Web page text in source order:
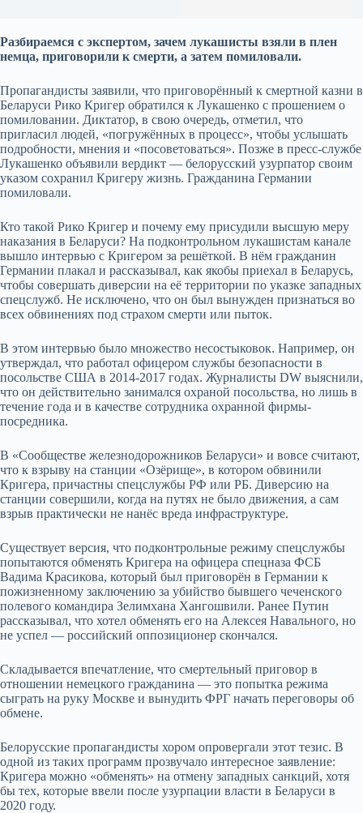
Разбираемся с экспертом, зачем лукашисты взяли в плен
немца, приговорили к смерти, а затем помиловали.
Пропагандисты заявили, что приговорённый к смертной казни в
Беларуси Рико Кригер обратился к Лукашенко с прошением о
помиловании. Диктатор, в свою очередь, отметил, что
пригласил людей, «погружённых в процесс», чтобы услышать
подробности, мнения и «посоветоваться». Позже в пресс-службе
Лукашенко объявили вердикт — белорусский узурпатор своим
указом сохранил Кригеру жизнь. Гражданина Германии
помиловали.
Кто такой Рико Кригер и почему ему присудили высшую меру
наказания в Беларуси? На подконтрольном лукашистам канале
вышло интервью с Кригером за решёткой. В нём гражданин
Германии плакал и рассказывал, как якобы приехал в Беларусь,
чтобы совершать диверсии на её территории по указке западных
спецслужб. Не исключено, что он был вынужден признаться во
всех обвинениях под страхом смерти или пыток.
В этом интервью было множество несостыковок. Например, он
утверждал, что работал офицером службы безопасности в
посольстве США в 2014-2017 годах. Журналисты DW выяснили,
что он действительно занимался охраной посольства, но лишь в
течение года и в качестве сотрудника охранной фирмы-
посредника.
В «Сообществе железнодорожников Беларуси» и вовсе считают,
что к взрыву на станции «Озёрище», в котором обвинили
Кригера, причастны спецслужбы РФ или РБ. Диверсию на
станции совершили, когда на путях не было движения, а сам
взрыв практически не нанёс вреда инфраструктуре.
Существует версия, что подконтрольные режиму спецслужбы
попытаются обменять Кригера на офицера спецназа ФСБ
Вадима Красикова, который был приговорён в Германии к
пожизненному заключению за убийство бывшего чеченского
полевого командира Зелимхана Хангошвили. Ранее Путин
рассказывал, что хотел обменять его на Алексея Навального, но
не успел — российский оппозиционер скончался.
Складывается впечатление, что смертельный приговор в
отношении немецкого гражданина — это попытка режима
сыграть на руку Москве и вынудить ФРГ начать переговоры об
обмене.
Белорусские пропагандисты хором опровергали этот тезис. В
одной из таких программ прозвучало интересное заявление:
Кригера можно «обменять» на отмену западных санкций, хотя
бы тех, которые ввели после узурпации власти в Беларуси в
2020 году.